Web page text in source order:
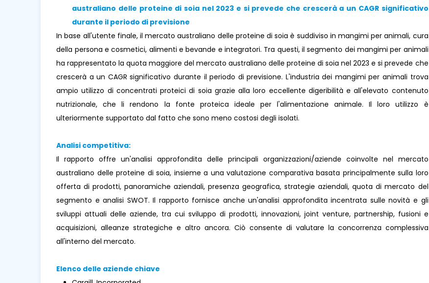
australiano delle proteine ​​di soia nel 2023 e si prevede che crescerà a un CAGR significativo
durante il periodo di previsione
In base all'utente finale, il mercato australiano delle proteine ​​di soia è suddiviso in mangimi per animali, cura
della persona e cosmetici, alimenti e bevande e integratori. Tra questi, il segmento dei mangimi per animali
ha rappresentato la quota maggiore del mercato australiano delle proteine ​​di soia nel 2023 e si prevede che
crescerà a un CAGR significativo durante il periodo di previsione. L'industria dei mangimi per animali trova
ampio utilizzo di concentrati proteici di soia grazie alla loro eccellente digeribilità e all'elevato contenuto
nutrizionale, che li rendono la fonte proteica ideale per l'alimentazione animale. Il loro utilizzo è
ulteriormente supportato dal fatto che sono meno costosi degli isolati.
Analisi competitiva:
Il rapporto offre un'analisi approfondita delle principali organizzazioni/aziende coinvolte nel mercato
australiano delle proteine ​​di soia, insieme a una valutazione comparativa basata principalmente sulla loro
offerta di prodotti, panoramiche aziendali, presenza geografica, strategie aziendali, quota di mercato del
segmento e analisi SWOT. Il rapporto fornisce anche un'analisi approfondita incentrata sulle novità e gli
sviluppi attuali delle aziende, tra cui sviluppo di prodotti, innovazioni, joint venture, partnership, fusioni e
acquisizioni, alleanze strategiche e altro ancora. Ciò consente di valutare la concorrenza complessiva
all'interno del mercato.
Elenco delle aziende chiave